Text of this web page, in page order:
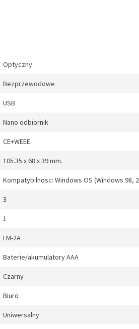
Optyczny
Bezprzewodowe
USB
Nano odbiornik
CE+WEEE
105.35 x 68 x 39 mm.
Kompatybilnosc: Windows OS (Windows 98,
3
1
LM-2A
Baterie/akumulatory AAA
Czarny
Biuro
Uniwersalny